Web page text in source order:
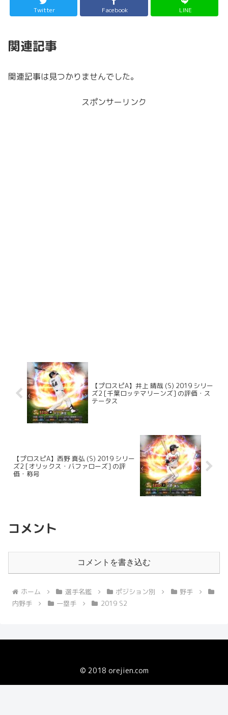
Twitter Facebook LINE
関連記事
関連記事は見つかりませんでした。
スポンサーリンク
【プロスピA】井上 晴哉 (S) 2019 シリー
ズ2 [千葉ロッテマリーンズ] の評価・ス
テータス
【プロスピA】西野 真弘 (S) 2019 シリー
ズ2 [オリックス・バファローズ] の評
価・称号
コメント
コメントを書き込む
ホーム 選手名鑑 ポジション別
野手
内野手
一塁手 2019 S2
© 2018 orejien.com